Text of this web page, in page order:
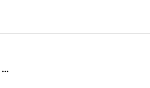
Cover Story. Sie haben eine Abmachung – ...